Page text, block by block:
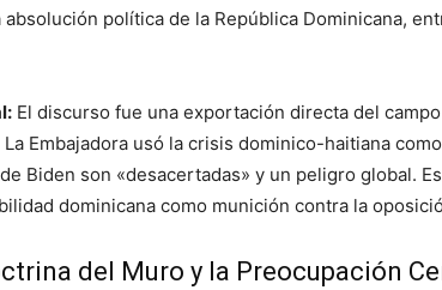
absolución política de la República Dominicana,
El discurso fue una exportación directa del
Embajadora usó la crisis dominico-haitiana
Biden son «desacertadas» y un peligro global.
dominicana como munición contra la
del Muro y la Preocupación